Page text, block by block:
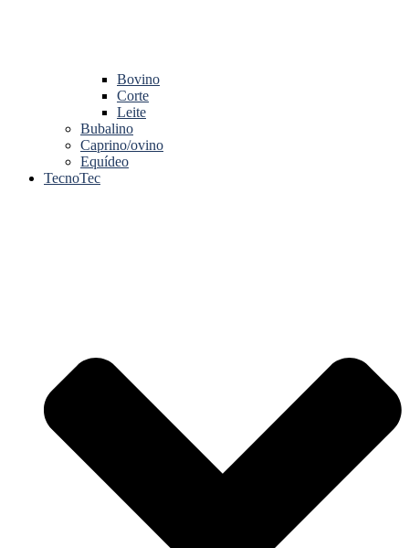
Bovino
Corte
Leite
Bubalino
Caprino/ovino
Equídeo
TecnoTec